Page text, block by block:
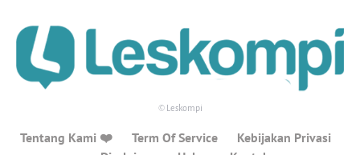
© Leskompi
Tentang Kami ❤️ Term Of Service
Kebijakan Privasi